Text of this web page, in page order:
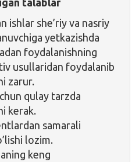
ishlar she’riy va nasriy
yetkazishda
foydalanishning
usullaridan foydalanib
zarur.
qulay tarzda
kerak.
samarali
lozim.
keng